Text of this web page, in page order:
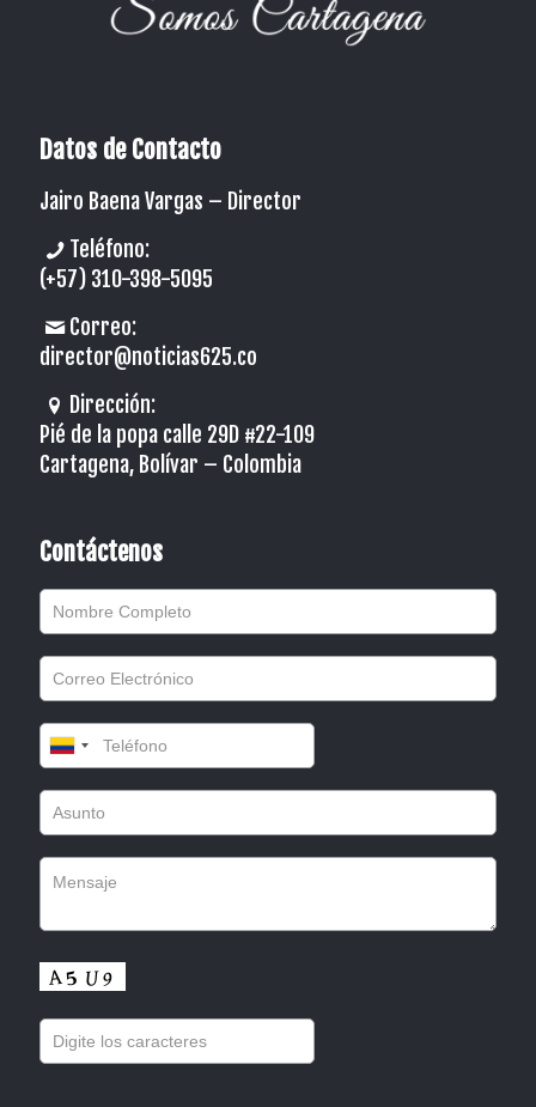
Datos de Contacto
Jairo Baena Vargas – Director
Teléfono:
(+57) 310-398-5095
Correo:
director@noticias625.co
Dirección:
Pié de la popa calle 29D #22-109
Cartagena, Bolívar – Colombia
Contáctenos